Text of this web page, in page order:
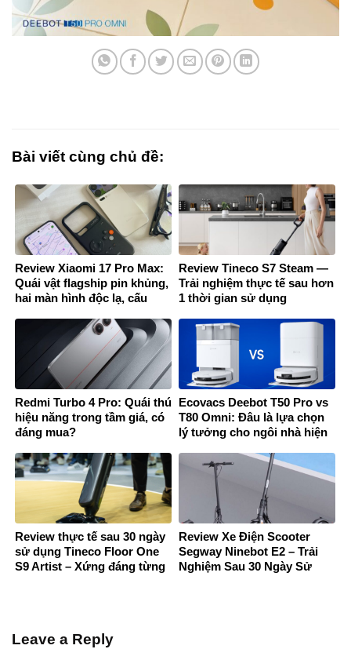
Bài viết cùng chủ đề:
Review Xiaomi 17 Pro Max:
Quái vật flagship pin khủng,
hai màn hình độc lạ, cấu
Review Tineco S7 Steam —
Trải nghiệm thực tế sau hơn
1 thời gian sử dụng
Redmi Turbo 4 Pro: Quái thú
hiệu năng trong tầm giá, có
đáng mua?
Ecovacs Deebot T50 Pro vs
T80 Omni: Đâu là lựa chọn
lý tưởng cho ngôi nhà hiện
Review thực tế sau 30 ngày
sử dụng Tineco Floor One
S9 Artist – Xứng đáng từng
Review Xe Điện Scooter
Segway Ninebot E2 – Trải
Nghiệm Sau 30 Ngày Sử
Leave a Reply